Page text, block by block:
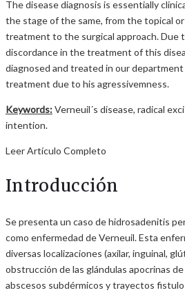
The disease diagnosis is essentially
the stage of the same, from the topical
treatment to the surgical approach. Due
discordance in the treatment of this
diagnosed and treated in our
treatment due to his agressivemness.
Keywords:Verneuil´s disease, radical
intention.
Leer Artículo Completo
Introducción
Se presenta un caso de hidrosadenitis
como enfermedad de Verneuil. Esta
diversas localizaciones (axilar, inguinal,
obstrucción de las glándulas apocrinas
abscesos subdérmicos y trayectos